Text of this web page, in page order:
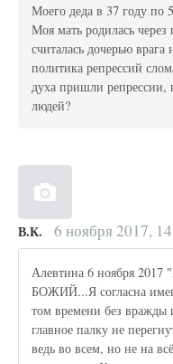
Моего деда в 37 году по
Моя мать родилась через
считалась дочерью врага
политика репрессий
духа пришли репрессии,
людей?
В.К. 6 ноября 2017,
Алевтина 6 ноября
БОЖИЙ...Я согласна
том времени без вражды
главное палку не
ведь во всем, но не на